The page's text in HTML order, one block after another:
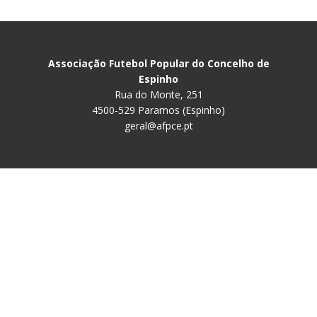
Associação Futebol Popular do Concelho de
Espinho
Rua do Monte, 251
4500-529 Paramos (Espinho)
geral@afpce.pt